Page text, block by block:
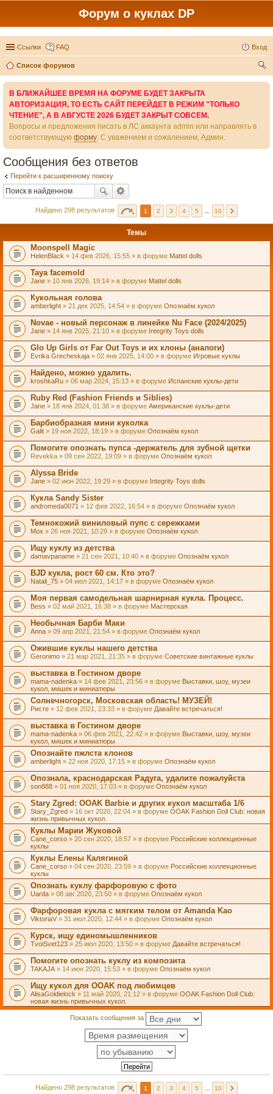
Форум о куклах DP
Ссылки FAQ Вход
Список форумов
В БЛИЖАЙШЕЕ ВРЕМЯ НА ФОРУМЕ БУДЕТ ЗАКРЫТА
АВТОРИЗАЦИЯ, ТО ЕСТЬ САЙТ ПЕРЕЙДЕТ В РЕЖИМ "ТОЛЬКО
ЧТЕНИЕ", А В АВГУСТЕ 2026 БУДЕТ ЗАКРЫТ СОВСЕМ.
Вопросы и предложения писать в ЛС аккаунта admin или направлять в
соответствующую форму. С уважением и сожалением, Админ.
Сообщения без ответов
Перейти к расширенному поиску
Найдено 298 результатов 1 2 3 4 5 10
Темы
Moonspell Magic
HelenBlack » 14 фев 2026, 15:55 » в форуме Mattel dolls
Taya facemold
Jane » 10 янв 2026, 19:14 » в форуме Mattel dolls
Кукольная голова
amberlight » 21 дек 2025, 14:54 » в форуме Опознаём кукол
Novae - новый персонаж в линейке Nu Face (2024/2025)
Jane » 14 янв 2025, 21:10 » в форуме Integrity Toys dolls
Glo Up Girls от Far Out Toys и их клоны (аналоги)
Evrika Grecheskaja » 02 янв 2025, 14:00 » в форуме Игровые куклы
Найдено, можно удалить.
kroshkaRu » 06 мар 2024, 15:13 » в форуме Испанские куклы-дети
Ruby Red (Fashion Friends и Siblies)
Jane » 18 янв 2024, 01:38 » в форуме Американские куклы-дети
Барбиобразная мини куколка
Galit » 19 ноя 2022, 18:19 » в форуме Опознаём кукол
Помогите опознать пупса -держатель для зубной щетки
Revekka » 09 сен 2022, 19:09 » в форуме Опознаём кукол
Alyssa Bride
Jane » 02 июн 2022, 19:29 » в форуме Integrity Toys dolls
Кукла Sandy Sister
andromeda0071 » 12 фев 2022, 16:54 » в форуме Опознаём кукол
Темнокожий виниловый пупс с сережками
Mox » 26 ноя 2021, 10:29 » в форуме Опознаём кукол
Ищу куклу из детства
damavpaname » 21 сен 2021, 10:40 » в форуме Опознаём кукол
BJD кукла, рост 60 см. Кто это?
Natali_75 » 04 июл 2021, 14:17 » в форуме Опознаём кукол
Моя первая самодельная шарнирная кукла. Процесс.
Bess » 02 май 2021, 16:38 » в форуме Мастерская
Необычная Барби Маки
Anna » 09 апр 2021, 21:54 » в форуме Опознаём кукол
Ожившие куклы нашего детства
Geronimo » 21 мар 2021, 21:35 » в форуме Советские винтажные куклы
выставка в Гостином дворе
mama-nadenka » 14 фев 2021, 23:56 » в форуме Выставки, шоу, музеи
кукол, мишек и миниатюры
Солнечногорск, Московская область! МУЗЕЙ!
Ристе » 12 фев 2021, 23:33 » в форуме Давайте встречаться!
выставка в Гостином дворе
mama-nadenka » 06 фев 2021, 22:42 » в форуме Выставки, шоу, музеи
кукол, мишек и миниатюры
Опознайте пжлста клонов
amberlight » 22 ноя 2020, 17:15 » в форуме Опознаём кукол
Опознала, краснодарская Радуга, удалите пожалуйста
son888 » 01 ноя 2020, 17:03 » в форуме Опознаём кукол
Stary Zgred: OOAK Barbie и других кукол масштаба 1/6
Stary_Zgred » 16 окт 2020, 22:04 » в форуме OOAK Fashion Doll Club: новая
жизнь привычных кукол.
Куклы Марии Жуковой
Cane_corso » 20 сен 2020, 18:57 » в форуме Российские коллекционные
куклы
Куклы Елены Калягиной
Cane_corso » 04 сен 2020, 23:59 » в форуме Российские коллекционные
куклы
Опознать куклу фарфоровую с фото
Uarda » 08 авг 2020, 23:50 » в форуме Опознаём кукол
Фарфоровая кукла с мягким телом от Amanda Kao
ViktoriaV» 31 июл 2020, 12:44 » в форуме Опознаём кукол
Курск, ищу единомышленников
TvoiSvet123 » 25 июл 2020, 13:50 » в форуме Давайте встречаться!
Помогите опознать куклу из композита
TAKAJA » 14 июн 2020, 15:53 » в форуме Опознаём кукол
Ищу кукол для OOAK под любимцев
AlisaGoldielock » 11 май 2020, 21:12 » в форуме OOAK Fashion Doll Club:
новая жизнь привычных кукол.
Показать сообщения за
Найдено 298 результатов 1 2 3 4 5 10